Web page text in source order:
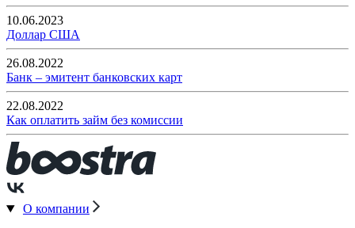
10.06.2023
Доллар США
26.08.2022
Банк – эмитент банковских карт
22.08.2022
Как оплатить займ без комиссии
О компании